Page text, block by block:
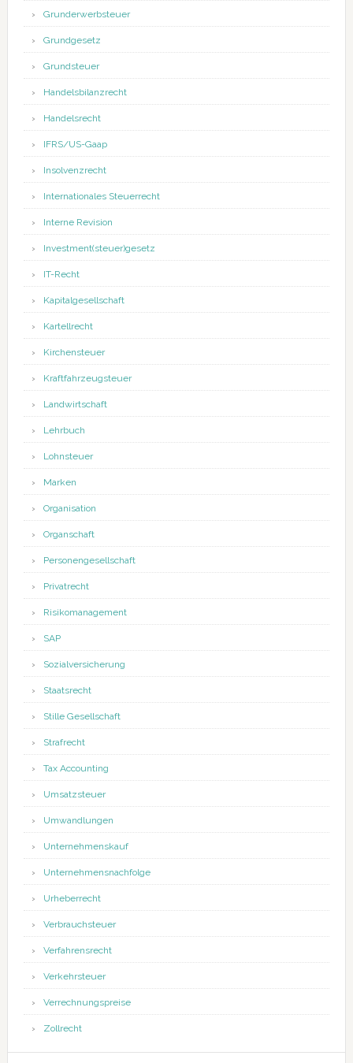
Grunderwerbsteuer
Grundgesetz
Grundsteuer
Handelsbilanzrecht
Handelsrecht
IFRS/US-Gaap
Insolvenzrecht
Internationales Steuerrecht
Interne Revision
Investment(steuer)gesetz
IT-Recht
Kapitalgesellschaft
Kartellrecht
Kirchensteuer
Kraftfahrzeugsteuer
Landwirtschaft
Lehrbuch
Lohnsteuer
Marken
Organisation
Organschaft
Personengesellschaft
Privatrecht
Risikomanagement
SAP
Sozialversicherung
Staatsrecht
Stille Gesellschaft
Strafrecht
Tax Accounting
Umsatzsteuer
Umwandlungen
Unternehmenskauf
Unternehmensnachfolge
Urheberrecht
Verbrauchsteuer
Verfahrensrecht
Verkehrsteuer
Verrechnungspreise
Zollrecht